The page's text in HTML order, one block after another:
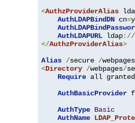
<AuthzProviderAlias
AuthLDAPBindDN cn=
AuthLDAPURL ldap://
</AuthzProviderAlias>
Alias /secure /webpages
<Directory /webpages/
Require all granted
AuthBasicProvider
AuthType Basic
AuthName